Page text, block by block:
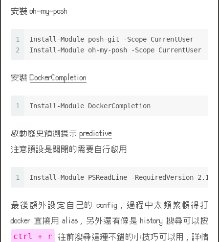
安裝 oh-my-posh
1
2
Install-Module posh-git -Scope CurrentUser
Install-Module oh-my-posh -Scope CurrentUser
安裝 DockerCompletion
1 Install-Module DockerCompletion
啟動歷史預測提示predictive
注意預設是關閉的需要自行啟用
1 Install-Module PSReadLine -RequiredVersion 2.1.0
最後額外設定自己的 config , 過程中太頻繁懶得打
docker 直接用 alias , 另外還有像是 history 搜尋可以按
ctrl + r
往前搜尋這種不錯的小技巧可以用 , 詳情